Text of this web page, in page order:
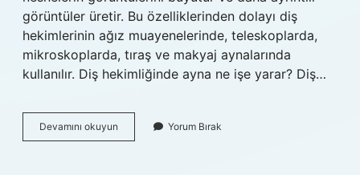
görüntüler üretir. Bu özelliklerinden dolayı diş
hekimlerinin ağız muayenelerinde, teleskoplarda,
mikroskoplarda, tıraş ve makyaj aynalarında
kullanılır. Diş hekimliğinde ayna ne işe yarar? Diş…
Devamını okuyun
Aynasında
Yorum Bırak